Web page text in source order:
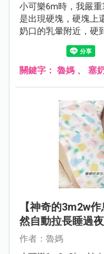
小可樂6m時，我嚴
是出現硬塊，硬塊上
奶口的乳暈附近，硬
都變成大石頭，拯救
裡，分享給需要的偉
關鍵字： 魯媽 、 塞
【神奇的3m2w
然自動拉長睡過
作者：魯媽